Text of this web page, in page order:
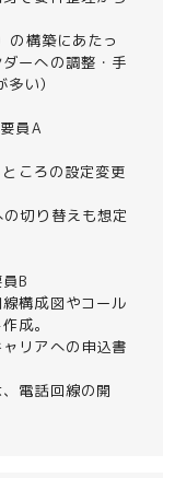
の構築にあたっ
ーへの調整・手
い）
員A
ころの設定変更
切り替えも想定
B
構成図やコール
成。
リアへの申込書
電話回線の開